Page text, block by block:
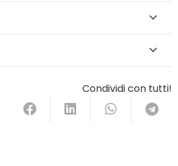
Condividi con tutti!